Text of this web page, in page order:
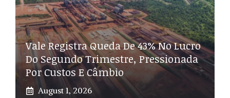
Vale Registra Queda De 43% No Lucro
Do Segundo Trimestre, Pressionada
Por Custos E Câmbio
August 1, 2026